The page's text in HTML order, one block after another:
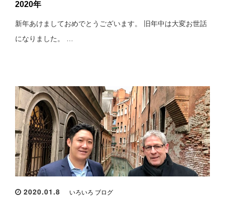
2020年
新年あけましておめでとうございます。 旧年中は大変お世話
になりました。 …
2020.01.8 いろいろ ブログ